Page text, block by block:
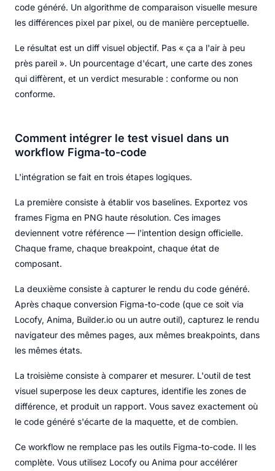
code généré. Un algorithme de comparaison visuelle mesure
les différences pixel par pixel, ou de manière perceptuelle.
Le résultat est un diff visuel objectif. Pas « ça a l'air à peu
près pareil ». Un pourcentage d'écart, une carte des zones
qui diffèrent, et un verdict mesurable : conforme ou non
conforme.
Comment intégrer le test visuel dans un
workflow Figma-to-code
L'intégration se fait en trois étapes logiques.
La première consiste à établir vos baselines. Exportez vos
frames Figma en PNG haute résolution. Ces images
deviennent votre référence — l'intention design officielle.
Chaque frame, chaque breakpoint, chaque état de
composant.
La deuxième consiste à capturer le rendu du code généré.
Après chaque conversion Figma-to-code (que ce soit via
Locofy, Anima, Builder.io ou un autre outil), capturez le rendu
navigateur des mêmes pages, aux mêmes breakpoints, dans
les mêmes états.
La troisième consiste à comparer et mesurer. L'outil de test
visuel superpose les deux captures, identifie les zones de
différence, et produit un rapport. Vous savez exactement où
le code généré s'écarte de la maquette, et de combien.
Ce workflow ne remplace pas les outils Figma-to-code. Il les
complète. Vous utilisez Locofy ou Anima pour accélérer